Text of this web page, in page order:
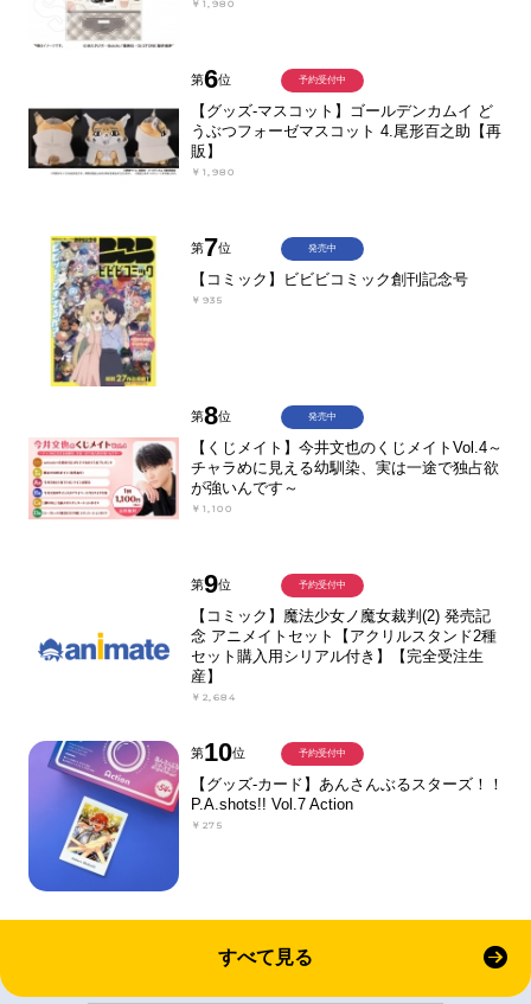
￥1,980
第6位
【グッズ-マスコット】ゴールデンカムイ ど
うぶつフォーゼマスコット 4.尾形百之助【再
販】
￥1,980
予約受付中
第7位
【コミック】ビビビコミック創刊記念号
￥935
発売中
第8位
【くじメイト】今井文也のくじメイトVol.4～
チャラめに見える幼馴染、実は一途で独占欲
が強いんです～
￥1,100
発売中
第9位
【コミック】魔法少女ノ魔女裁判(2) 発売記
念 アニメイトセット【アクリルスタンド2種
セット購入用シリアル付き】【完全受注生
産】
￥2,684
予約受付中
第10位
【グッズ-カード】あんさんぶるスターズ！！
P.A.shots!! Vol.7 Action
￥275
予約受付中
すべて見る